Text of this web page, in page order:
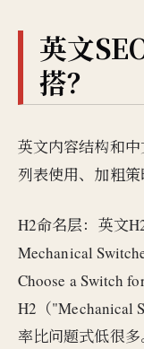
英文
搭？
英文内容结构和中
列表使用、加粗策
H2命名层：英文
Mechanical
Choose a Switch
H2（"Mechanical
率比问题式低很多